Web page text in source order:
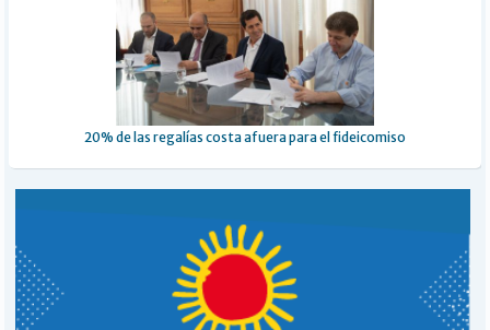
20% de las regalías costa afuera para el fideicomiso